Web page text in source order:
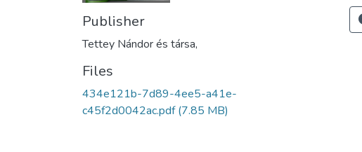
Publisher
Tettey Nándor és társa,
Files
434e121b-7d89-4ee5-a41e-
c45f2d0042ac.pdf(7.85 MB)